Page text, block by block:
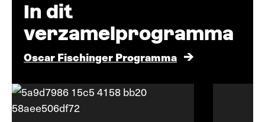
In dit
verzamelprogramma
Oscar Fischinger Programma